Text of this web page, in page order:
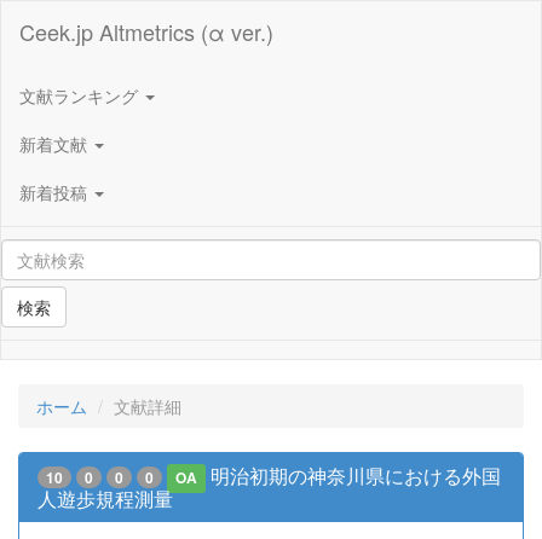
Ceek.jp Altmetrics (α ver.)
文献ランキング
新着文献
新着投稿
検索
ホーム 文献詳細
10 0 0 0 OA
明治初期の神奈川県における外国
人遊歩規程測量